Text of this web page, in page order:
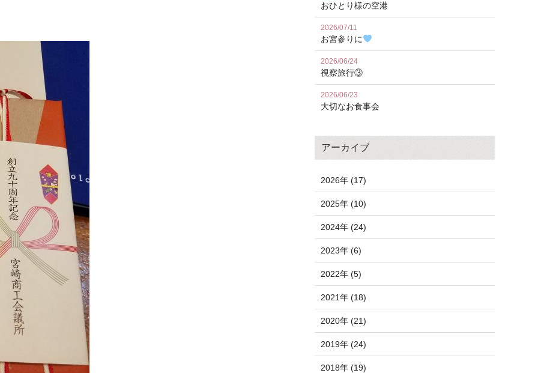
おひとり様の空港
2026/07/11
お宮参りに
2026/06/24
視察旅行③
2026/06/23
大切なお食事会
アーカイブ
2026年 (17)
2025年 (10)
2024年 (24)
2023年 (6)
2022年 (5)
2021年 (18)
2020年 (21)
2019年 (24)
2018年 (19)